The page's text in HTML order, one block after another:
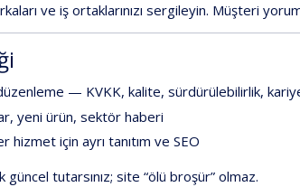
ve iş ortaklarınızı sergileyin. Müşteri
— KVKK, kalite, sürdürülebilirlik,
yeni ürün, sektör haberi
hizmet için ayrı tanıtım ve SEO
güncel tutarsınız; site “ölü broşür” olmaz.